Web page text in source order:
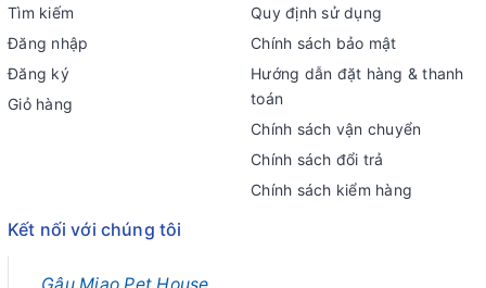
Tìm kiếm
Đăng nhập
Đăng ký
Giỏ hàng
Quy định sử dụng
Chính sách bảo mật
Hướng dẫn đặt hàng & thanh
toán
Chính sách vận chuyển
Chính sách đổi trả
Chính sách kiểm hàng
Kết nối với chúng tôi